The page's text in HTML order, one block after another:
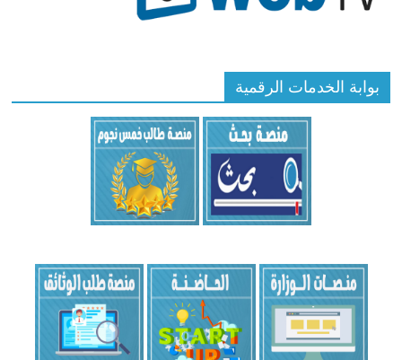
بوابة الخدمات الرقمية